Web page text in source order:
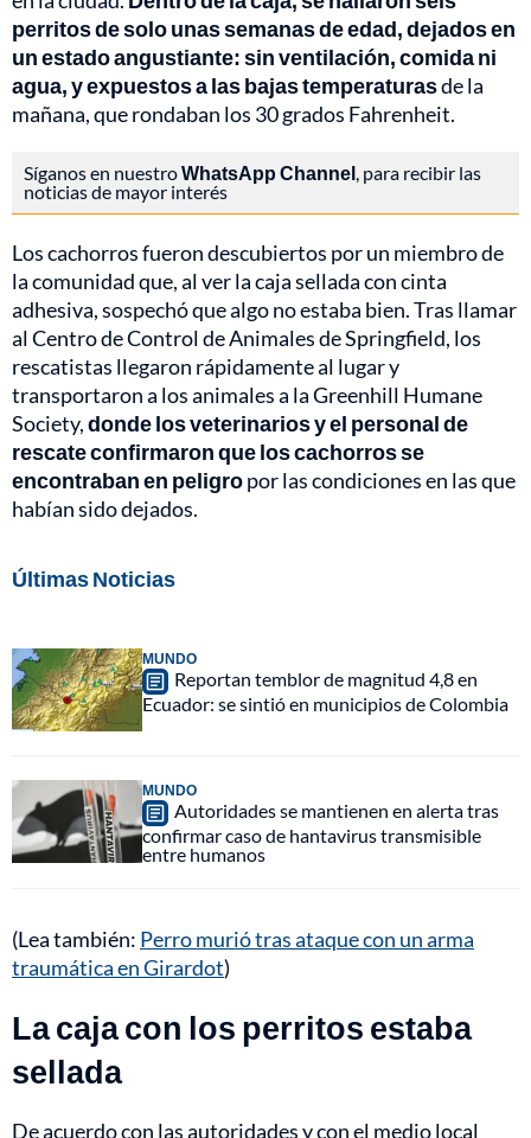
perritos de solo unas semanas de edad, dejados en
un estado angustiante: sin ventilación, comida ni
agua, y expuestos a las bajas temperaturasde la
mañana, que rondaban los 30 grados Fahrenheit.
Síganos en nuestroWhatsApp Channel, para recibir las
noticias de mayor interés
Los cachorros fueron descubiertos por un miembro de
la comunidad que, al ver la caja sellada con cinta
adhesiva, sospechó que algo no estaba bien. Tras llamar
al Centro de Control de Animales de Springfield, los
rescatistas llegaron rápidamente al lugar y
transportaron a los animales a la Greenhill Humane
Society,donde los veterinarios y el personal de
rescate confirmaron que los cachorros se
encontraban en peligropor las condiciones en las que
habían sido dejados.
Últimas Noticias
MUNDO
Reportan temblor de magnitud 4,8 en
Ecuador: se sintió en municipios de Colombia
MUNDO
Autoridades se mantienen en alerta tras
confirmar caso de hantavirus transmisible
entre humanos
(Lea también: Perro murió tras ataque con un arma
traumática en Girardot)
La caja con los perritos estaba
sellada
De acuerdo con las autoridades y con el medio local